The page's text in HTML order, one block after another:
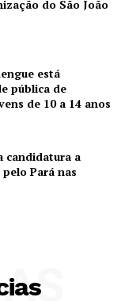
do São João
está
pública de
de 10 a 14 anos
candidatura a
Pará nas